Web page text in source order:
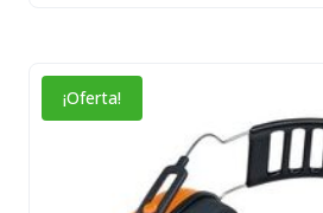
era:
54,00€.
es:
48,60€.
¡Oferta!